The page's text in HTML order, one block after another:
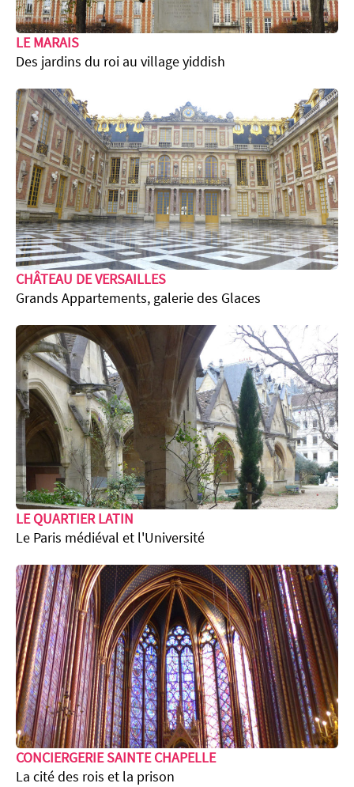
LE MARAIS
Des jardins du roi au village yiddish
CHÂTEAU DE VERSAILLES
Grands Appartements, galerie des Glaces
LE QUARTIER LATIN
Le Paris médiéval et l'Université
CONCIERGERIE SAINTE CHAPELLE
La cité des rois et la prison